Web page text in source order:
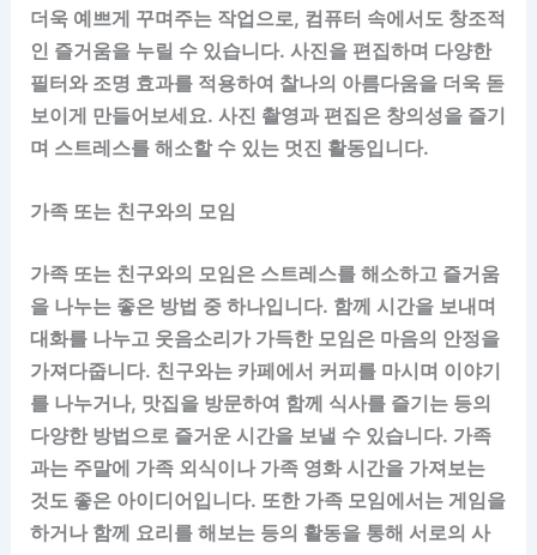
더욱 예쁘게 꾸며주는 작업으로, 컴퓨터 속에서도 창조적
인 즐거움을 누릴 수 있습니다. 사진을 편집하며 다양한
필터와 조명 효과를 적용하여 찰나의 아름다움을 더욱 돋
보이게 만들어보세요. 사진 촬영과 편집은 창의성을 즐기
며 스트레스를 해소할 수 있는 멋진 활동입니다.
가족 또는 친구와의 모임
가족 또는 친구와의 모임은 스트레스를 해소하고 즐거움
을 나누는 좋은 방법 중 하나입니다. 함께 시간을 보내며
대화를 나누고 웃음소리가 가득한 모임은 마음의 안정을
가져다줍니다. 친구와는 카페에서 커피를 마시며 이야기
를 나누거나, 맛집을 방문하여 함께 식사를 즐기는 등의
다양한 방법으로 즐거운 시간을 보낼 수 있습니다. 가족
과는 주말에 가족 외식이나 가족 영화 시간을 가져보는
것도 좋은 아이디어입니다. 또한 가족 모임에서는 게임을
하거나 함께 요리를 해보는 등의 활동을 통해 서로의 사